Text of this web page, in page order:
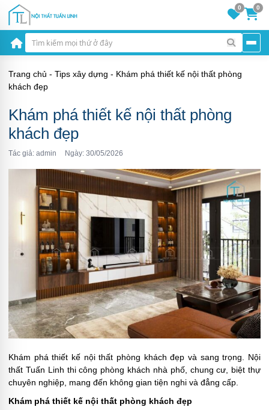
0 0
Trang chủ - Tips xây dựng - Khám phá thiết kế nội thất phòng
khách đẹp
Khám phá thiết kế nội thất phòng
khách đẹp
Tác giả: admin Ngày: 30/05/2026
Khám phá thiết kế nội thất phòng khách đẹp và sang trọng. Nội
thất Tuấn Linh thi công phòng khách nhà phố, chung cư, biệt thự
chuyên nghiệp, mang đến không gian tiện nghi và đẳng cấp.
Khám phá thiết kế nội thất phòng khách đẹp